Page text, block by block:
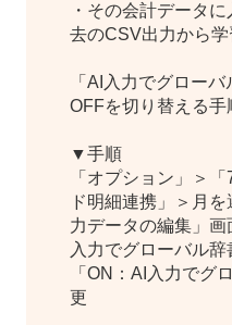
・その会計データ
去のCSV出力から
「AI入力でグロー
OFFを切り替える手
▼手順
「オプション」＞
ド明細連携」＞月
力データの編集」画
入力でグローバル
「ON：AI入力でグ
更